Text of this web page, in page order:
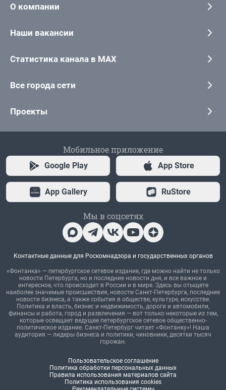
О компании
Наши вакансии
Статистика канала в MAX
Все города сети
Проекты
Мобильное приложение
Google Play App Store
App Gallery RuStore
Мы в соцсетях
Контактные данные для Роскомнадзора и государственных органов
«Фонтанка» — петербургское сетевое издание, где можно найти не только
новости Петербурга, но и последние новости дня, и все важное и
интересное, что происходит в России и в мире. Здесь вы отыщете
наиболее значимые происшествия, новости Санкт-Петербурга, последние
новости бизнеса, а также события в обществе, культуре, искусстве.
Политика и власть, бизнес и недвижимость, дороги и автомобили,
финансы и работа, город и развлечения — вот только некоторые из тем,
которые освещает ведущее петербургское сетевое общественно-
политическое издание. Санкт-Петербург читает «Фонтанку»! Наша
аудитория — лидеры бизнеса и политики, чиновники, десятки тысяч
горожан.
Пользовательское соглашение
Политика обработки персональных данных
Правила использования материалов сайта
Политика использования cookies